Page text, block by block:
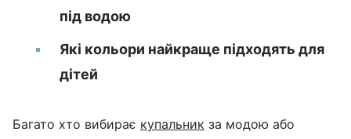
під водою
Які кольори найкраще підходять для
дітей
Багато хто вибирає купальник за модою або